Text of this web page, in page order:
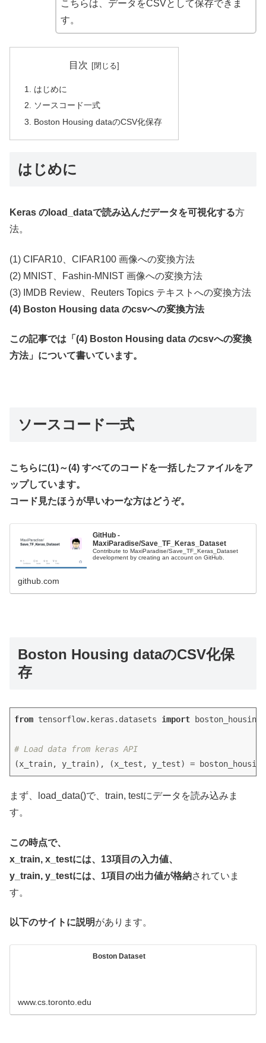
こちらは、データをCSVとして保存できま
す。
目次
はじめに
ソースコード一式
Boston Housing dataのCSV化保存
はじめに
Keras のload_dataで読み込んだデータを可視化する方
法。
(1) CIFAR10、CIFAR100 画像への変換方法
(2) MNIST、Fashin-MNIST 画像への変換方法
(3) IMDB Review、Reuters Topics テキストへの変換方法
(4) Boston Housing data のcsvへの変換方法
この記事では「(4) Boston Housing data のcsvへの変換
方法」について書いています。
ソースコード一式
こちらに(1)～(4) すべてのコードを一括したファイルをア
ップしています。
コード見たほうが早いわーな方はどうぞ。
GitHub -
MaxiParadise/Save_TF_Keras_Dataset
Contribute to MaxiParadise/Save_TF_Keras_Dataset
development by creating an account on GitHub.
github.com
Boston Housing dataのCSV化保
存
from tensorflow. keras . datasets import boston_housing
# Load data from keras API
(x_train, y_train), (x_test , y_test) =
まず、load_data()で、train, testにデータを読み込みま
す。
この時点で、
x_train, x_testには、13項目の入力値、
y_train, y_testには、1項目の出力値が格納されていま
す。
以下のサイトに説明があります。
Boston Dataset
www.cs.toronto.edu